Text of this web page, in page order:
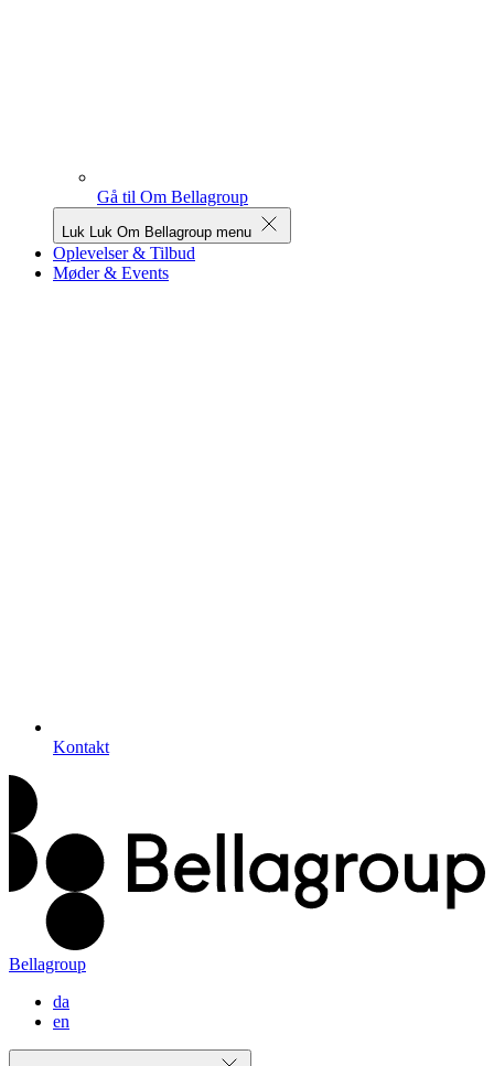
Gå til Om Bellagroup
Luk Luk Om Bellagroup menu
Oplevelser & Tilbud
Møder & Events
Kontakt
Bellagroup
da
en